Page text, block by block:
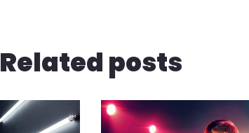
Relatedposts